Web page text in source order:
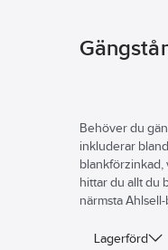
Behöver du
inkluderar
blankförzinkad,
hittar du allt du
närmsta Ahlsell-
Lagerförd